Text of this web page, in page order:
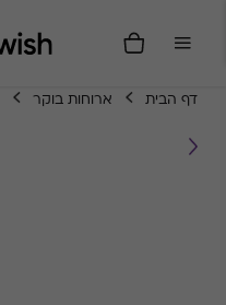
דף הבית ארוחות בוקר